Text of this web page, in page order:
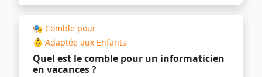
🎭 Comble pour
👶 Adaptée aux Enfants
Quel est le comble pour un informaticien
en vacances ?